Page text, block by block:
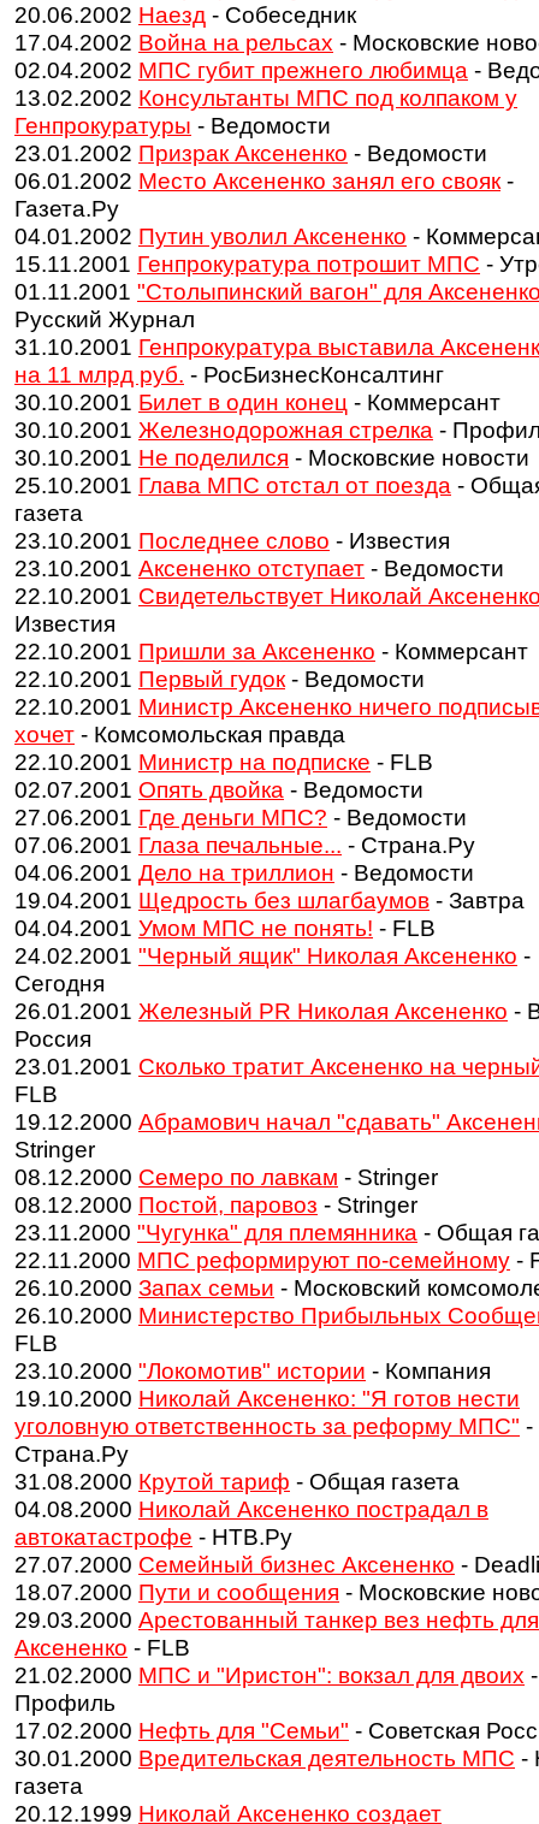
20.06.2002 Наезд - Собеседник
17.04.2002 Война на рельсах - Московские
02.04.2002 МПС губит прежнего любимца -
13.02.2002 Консультанты МПС под колпаком у
Генпрокуратуры - Ведомости
23.01.2002 Призрак Аксененко - Ведомости
06.01.2002 Место Аксененко занял его свояк -
Газета.Ру
04.01.2002 Путин уволил Аксененко -
15.11.2001 Генпрокуратура потрошит МПС -
01.11.2001 "Столыпинский вагон" для
Русский Журнал
31.10.2001 Генпрокуратура выставила
на 11 млрд руб. - РосБизнесКонсалтинг
30.10.2001 Билет в один конец - Коммерсант
30.10.2001 Железнодорожная стрелка -
30.10.2001 Не поделился - Московские новости
25.10.2001 Глава МПС отстал от поезда -
газета
23.10.2001 Последнее слово - Известия
23.10.2001 Аксененко отступает - Ведомости
22.10.2001 Свидетельствует Николай
Известия
22.10.2001 Пришли за Аксененко - Коммерсант
22.10.2001 Первый гудок - Ведомости
22.10.2001 Министр Аксененко ничего
хочет - Комсомольская правда
22.10.2001 Министр на подписке - FLB
02.07.2001 Опять двойка - Ведомости
27.06.2001 Где деньги МПС? - Ведомости
07.06.2001 Глаза печальные... - Страна.Ру
04.06.2001 Дело на триллион - Ведомости
19.04.2001 Щедрость без шлагбаумов - Завтра
04.04.2001 Умом МПС не понять! - FLB
24.02.2001 "Черный ящик" Николая Аксененко -
Сегодня
26.01.2001 Железный PR Николая Аксененко -
Россия
23.01.2001 Сколько тратит Аксененко на
FLB
19.12.2000 Абрамович начал "сдавать"
Stringer
08.12.2000 Семеро по лавкам - Stringer
08.12.2000 Постой, паровоз - Stringer
23.11.2000 "Чугунка" для племянника - Общая
22.11.2000 МПС реформируют по-семейному -
26.10.2000 Запах семьи - Московский
26.10.2000 Министерство Прибыльных
FLB
23.10.2000 "Локомотив" истории - Компания
19.10.2000 Николай Аксененко: "Я готов нести
уголовную ответственность за реформу МПС" -
Страна.Ру
31.08.2000 Крутой тариф - Общая газета
04.08.2000 Николай Аксененко пострадал в
автокатастрофе - НТВ.Ру
27.07.2000 Семейный бизнес Аксененко -
18.07.2000 Пути и сообщения - Московские
29.03.2000 Арестованный танкер вез нефть для
Аксененко - FLB
21.02.2000 МПС и "Иристон": вокзал для двоих -
Профиль
17.02.2000 Нефть для "Семьи" - Советская
30.01.2000 Вредительская деятельность МПС -
газета
20.12.1999 Николай Аксененко создает